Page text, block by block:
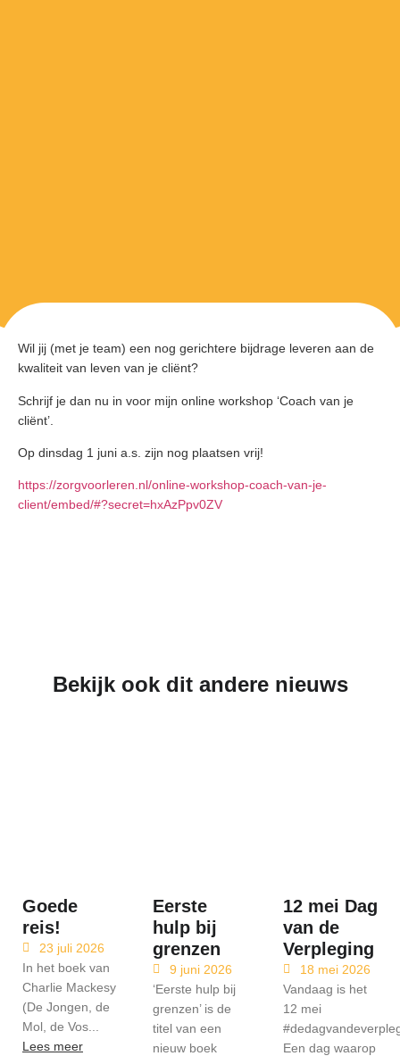
Wil jij (met je team) een nog gerichtere bijdrage leveren aan de
kwaliteit van leven van je cliënt?
Schrijf je dan nu in voor mijn online workshop ‘Coach van je
cliënt’.
Op dinsdag 1 juni a.s. zijn nog plaatsen vrij!
https://zorgvoorleren.nl/online-workshop-coach-van-je-
client/embed/#?secret=hxAzPpv0ZV
Bekijk ook dit andere nieuws
Goede
reis!
23 juli 2026
In het boek van
Charlie Mackesy
(De Jongen, de
Mol, de Vos...
Lees meer
Eerste
hulp bij
grenzen
9 juni 2026
‘Eerste hulp bij
grenzen’ is de
titel van een
nieuw boek
12 mei Dag
van de
Verpleging
18 mei 2026
Vandaag is het
12 mei
Een dag waarop